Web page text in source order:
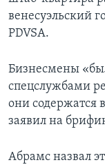
венесуэльский
PDVSA.
Бизнесмены
спецслужбами
они содержатся
заявил на
Абрамс назвал